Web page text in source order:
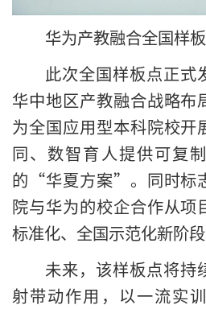
华为产教融合全国样
此次全国样板点正式
华中地区产教融合战略布
为全国应用型本科院校开
同、数智育人提供可复
的“华夏方案”。同时标
院与华为的校企合作从项
标准化、全国示范化新阶段
未来，该样板点将持
射带动作用，以一流实